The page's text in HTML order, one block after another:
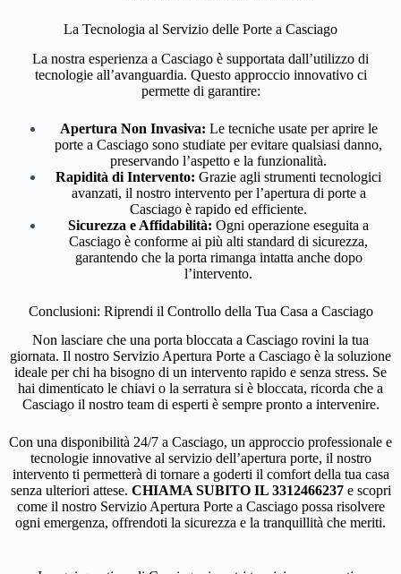
La Tecnologia al Servizio delle Porte a Casciago
La nostra esperienza a Casciago è supportata dall’utilizzo di
tecnologie all’avanguardia. Questo approccio innovativo ci
permette di garantire:
Apertura Non Invasiva: Le tecniche usate per aprire le
porte a Casciago sono studiate per evitare qualsiasi danno,
preservando l’aspetto e la funzionalità.
Rapidità di Intervento: Grazie agli strumenti tecnologici
avanzati, il nostro intervento per l’apertura di porte a
Casciago è rapido ed efficiente.
Sicurezza e Affidabilità: Ogni operazione eseguita a
Casciago è conforme ai più alti standard di sicurezza,
garantendo che la porta rimanga intatta anche dopo
l’intervento.
Conclusioni: Riprendi il Controllo della Tua Casa a Casciago
Non lasciare che una porta bloccata a Casciago rovini la tua
giornata. Il nostro Servizio Apertura Porte a Casciago è la soluzione
ideale per chi ha bisogno di un intervento rapido e senza stress. Se
hai dimenticato le chiavi o la serratura si è bloccata, ricorda che a
Casciago il nostro team di esperti è sempre pronto a intervenire.
Con una disponibilità 24/7 a Casciago, un approccio professionale e
tecnologie innovative al servizio dell’apertura porte, il nostro
intervento ti permetterà di tornare a goderti il comfort della tua casa
senza ulteriori attese. CHIAMA SUBITO IL 3312466237e scopri
come il nostro Servizio Apertura Porte a Casciago possa risolvere
ogni emergenza, offrendoti la sicurezza e la tranquillità che meriti.